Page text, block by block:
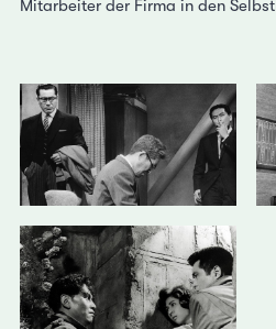
Mitarbeiter der Firma in den